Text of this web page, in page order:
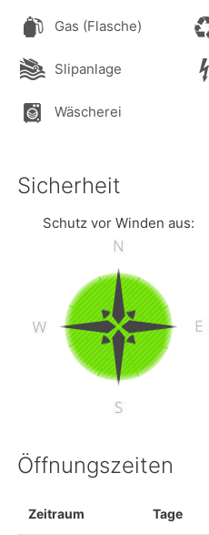
Gas (Flasche)
Slipanlage
Wäscherei
Sicherheit
Schutz vor Winden aus:
Öffnungszeiten
Zeitraum Tage